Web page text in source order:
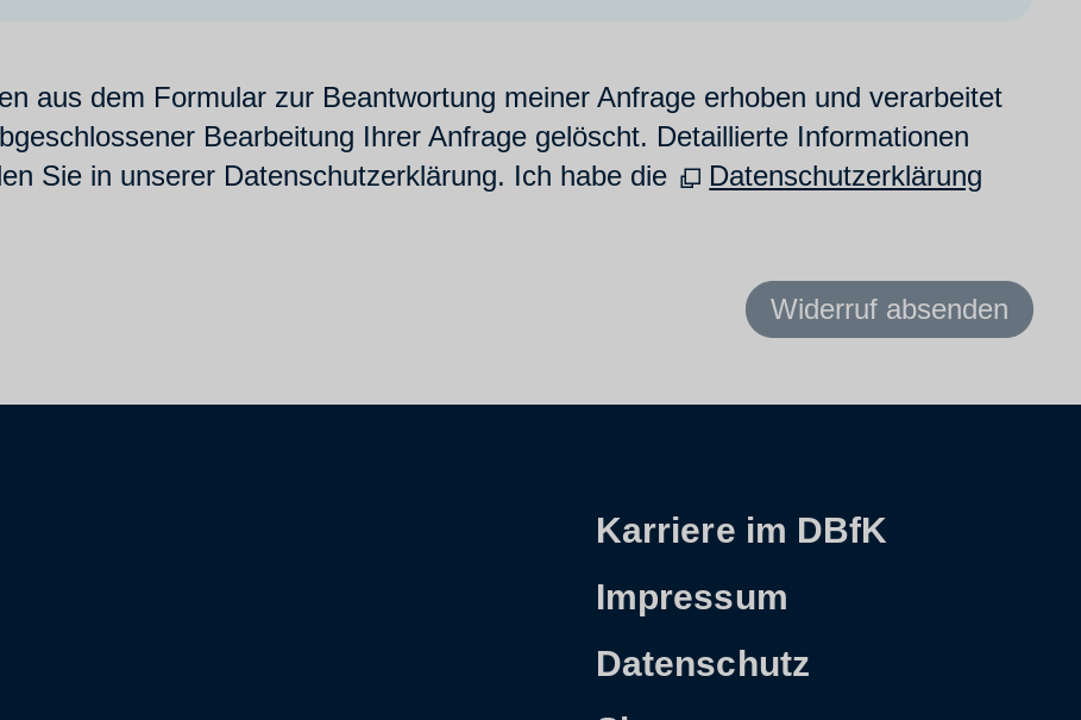
aus dem Formular zur Beantwortung meiner Anfrage erhoben und verarbeitet
Bearbeitung Ihrer Anfrage gelöscht. Detaillierte Informationen
Sie in unserer Datenschutzerklärung. Ich habe die
Datenschutzerklärung
Widerruf absenden
Karriere im DBfK
Impressum
Datenschutz